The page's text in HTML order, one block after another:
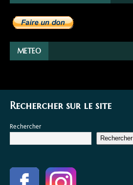
METEO
Rechercher sur le site
Rechercher
Rechercher